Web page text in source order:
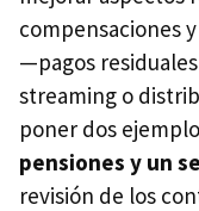
compensaciones
—pagos
streaming o
poner dos
pensiones y un
revisión de los